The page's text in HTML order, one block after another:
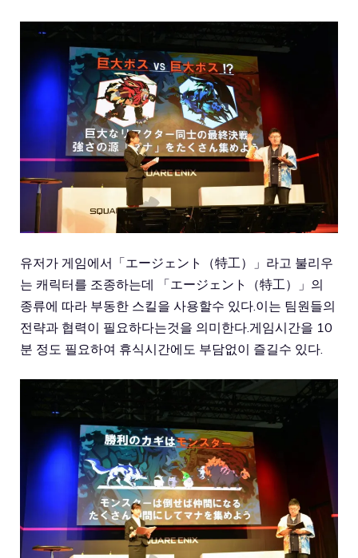
유저가 게임에서「エージェント（特工）」라고 불리우
는 캐릭터를 조종하는데 「エージェント（特工）」의
종류에 따라 부동한 스킬을 사용할수 있다.이는 팀원들의
전략과 협력이 필요하다는것을 의미한다.게임시간을 10
분 정도 필요하여 휴식시간에도 부담없이 즐길수 있다.